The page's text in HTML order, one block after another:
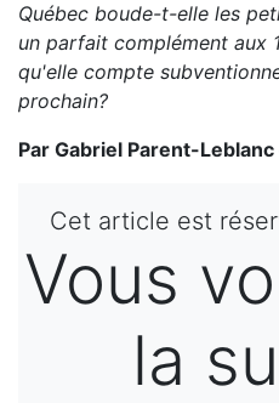
Québec boude-t-elle les
un parfait complément aux
qu'elle compte
prochain?
Par Gabriel Parent-
Cet article est
Vous
la